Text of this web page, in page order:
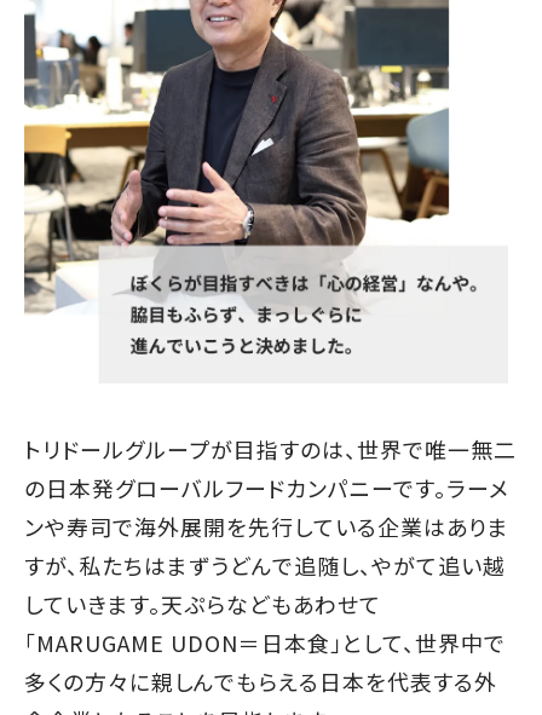
トリドールグループが目指すのは、世界で唯一無二
の日本発グローバルフードカンパニーです。ラーメ
ンや寿司で海外展開を先行している企業はありま
すが、私たちはまずうどんで追随し、やがて追い越
していきます。天ぷらなどもあわせて
「MARUGAME UDON＝日本食」として、世界中で
多くの方々に親しんでもらえる日本を代表する外